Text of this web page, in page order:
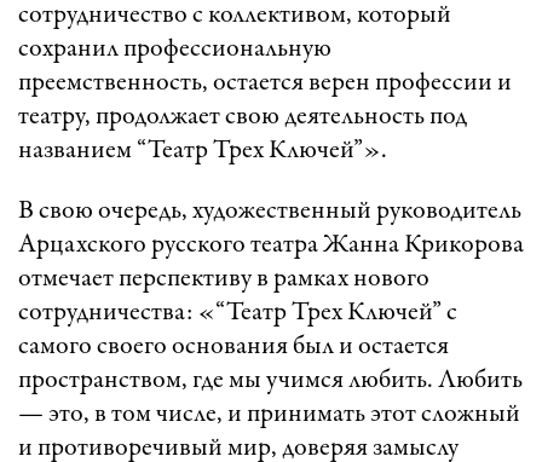
сотрудничество с коллективом, который
сохранил профессиональную
преемственность, остается верен профессии и
театру, продолжает свою деятельность под
названием “Театр Трех Ключей”».
В свою очередь, художественный руководитель
Арцахского русского театра Жанна Крикорова
отмечает перспективу в рамках нового
сотрудничества: «“Театр Трех Ключей” с
самого своего основания был и остается
пространством, где мы учимся любить. Любить
— это, в том числе, и принимать этот сложный
и противоречивый мир, доверяя замыслу